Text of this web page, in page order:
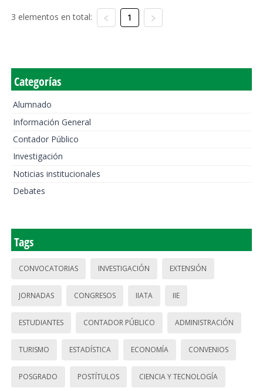
3 elementos en total: 1
Categorías
Alumnado
Información General
Contador Público
Investigación
Noticias institucionales
Debates
Tags
CONVOCATORIAS INVESTIGACIÓN EXTENSIÓN
JORNADAS CONGRESOS IIATA IIE
ESTUDIANTES CONTADOR PÚBLICO ADMINISTRACIÓN
TURISMO ESTADÍSTICA ECONOMÍA CONVENIOS
POSGRADO POSTÍTULOS CIENCIA Y TECNOLOGÍA